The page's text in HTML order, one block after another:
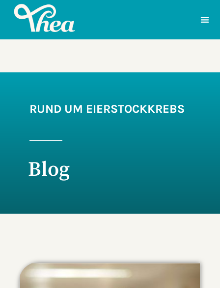
RUND UM EIERSTOCKKREBS
Blog